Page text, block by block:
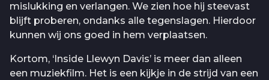
mislukking en verlangen. We zien hoe hij steevast
blijft proberen, ondanks alle tegenslagen. Hierdoor
kunnen wij ons goed in hem verplaatsen.
Kortom, ‘Inside Llewyn Davis’ is meer dan alleen
een muziekfilm. Het is een kijkje in de strijd van een